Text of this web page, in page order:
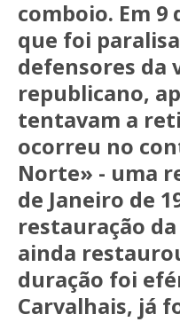
comboio. Em 9
que foi
defensores da
republicano,
tentavam a
ocorreu no
Norte» - uma
de Janeiro de
restauração
ainda
duração foi
Carvalhais, já